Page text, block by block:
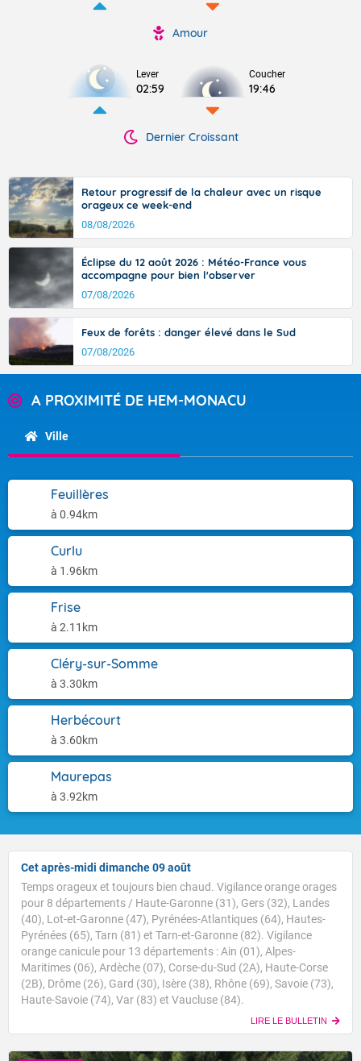
Amour
Lever
02:59
Coucher
19:46
Dernier Croissant
Retour progressif de la chaleur avec un risque
orageux ce week-end
08/08/2026
Éclipse du 12 août 2026 : Météo-France vous
accompagne pour bien l'observer
07/08/2026
Feux de forêts : danger élevé dans le Sud
07/08/2026
A PROXIMITÉ DE HEM-MONACU
Ville
Feuillères
à 0.94km
Curlu
à 1.96km
Frise
à 2.11km
Cléry-sur-Somme
à 3.30km
Herbécourt
à 3.60km
Maurepas
à 3.92km
Cet après-midi dimanche 09 août
Temps orageux et toujours bien chaud. Vigilance orange orages
pour 8 départements / Haute-Garonne (31), Gers (32), Landes
(40), Lot-et-Garonne (47), Pyrénées-Atlantiques (64), Hautes-
Pyrénées (65), Tarn (81) et Tarn-et-Garonne (82). Vigilance
orange canicule pour 13 départements : Ain (01), Alpes-
Maritimes (06), Ardèche (07), Corse-du-Sud (2A), Haute-Corse
(2B), Drôme (26), Gard (30), Isère (38), Rhône (69), Savoie (73),
Haute-Savoie (74), Var (83) et Vaucluse (84).
LIRE LE BULLETIN